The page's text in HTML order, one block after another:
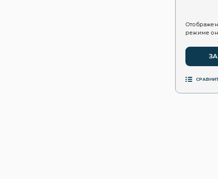
режиме